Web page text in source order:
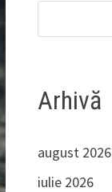
Arhivă
august 2026
iulie 2026